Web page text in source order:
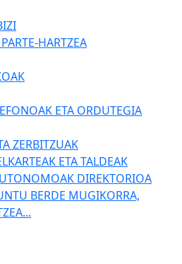
HARTZEA
ETA ORDUTEGIA
ZERBITZUAK
ETA TALDEAK
DIREKTORIOA
BERDE MUGIKORRA,